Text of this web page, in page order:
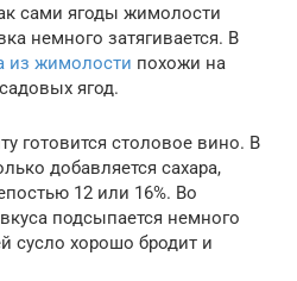
сами ягоды жимолости
немного затягивается. В
из жимолости похожи на
ягод.
готовится столовое вино. В
добавляется сахара,
12 или 16%. Во
подсыпается немного
сусло хорошо бродит и